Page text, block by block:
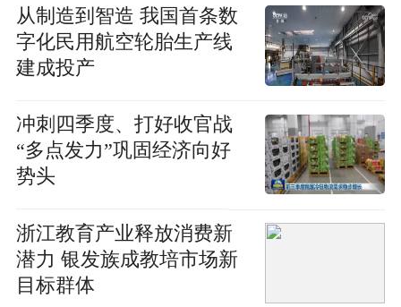
从制造到智造 我国首条数
字化民用航空轮胎生产线
建成投产
冲刺四季度、打好收官战
“多点发力”巩固经济向好
势头
浙江教育产业释放消费新
潜力 银发族成教培市场新
目标群体